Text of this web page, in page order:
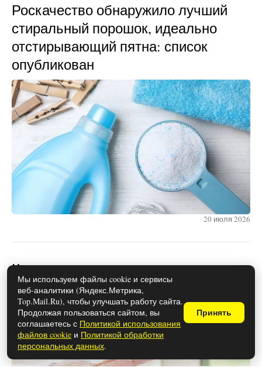
Роскачество обнаружило лучший
стиральный порошок, идеально
отстирывающий пятна: список
опубликован
20 июля 2026
Какие документы нужны для
оформления развода в 2026 году
Мы используем файлы cookie и сервисы
веб-аналитики (Яндекс.Метрика,
Top.Mail.Ru), чтобы улучшать работу сайта.
Продолжая пользоваться сайтом, вы
соглашаетесь с Политикой использования
файлов cookie и Политикой обработки
персональных данных.
Принять